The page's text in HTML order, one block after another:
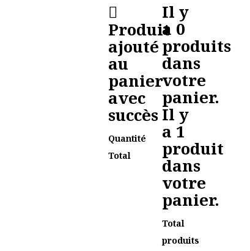
Produit
ajouté
au
panier
avec
succès
Quantité
Total
Il y
a 0
produits
dans
votre
panier.
Il y
a 1
produit
dans
votre
panier.
Total
produits